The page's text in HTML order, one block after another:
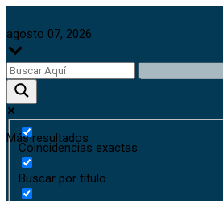
agosto 07, 2026
Más resultados
Coincidencias exactas
Buscar por título